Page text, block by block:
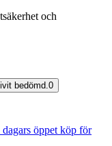
och
bedömd. 0
dagars öppet köp för